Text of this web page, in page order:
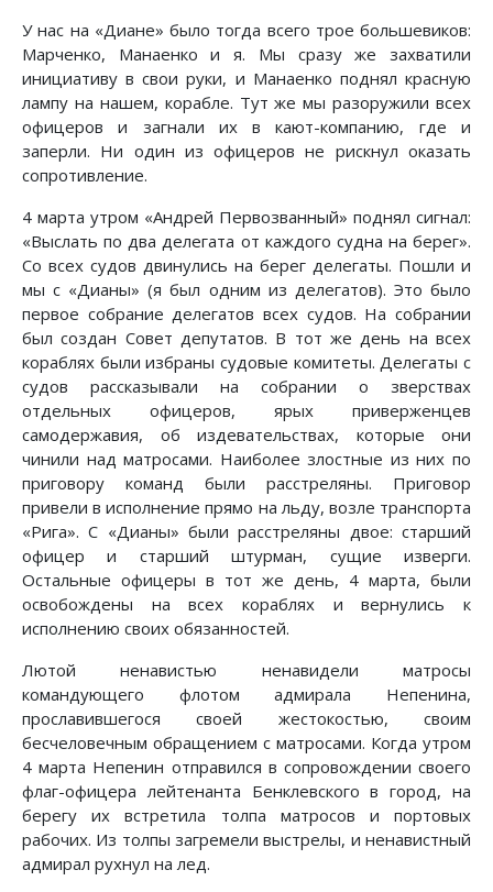
У нас на «Диане» было тогда всего трое большевиков:
Марченко, Манаенко и я. Мы сразу же захватили
инициативу в свои руки, и Манаенко поднял красную
лампу на нашем, корабле. Тут же мы разоружили всех
офицеров и загнали их в кают-компанию, где и
заперли. Ни один из офицеров не рискнул оказать
сопротивление.
4 марта утром «Андрей Первозванный» поднял сигнал:
«Выслать по два делегата от каждого судна на берег».
Со всех судов двинулись на берег делегаты. Пошли и
мы с «Дианы» (я был одним из делегатов). Это было
первое собрание делегатов всех судов. На собрании
был создан Совет депутатов. В тот же день на всех
кораблях были избраны судовые комитеты. Делегаты с
судов рассказывали на собрании о зверствах
отдельных офицеров, ярых приверженцев
самодержавия, об издевательствах, которые они
чинили над матросами. Наиболее злостные из них по
приговору команд были расстреляны. Приговор
привели в исполнение прямо на льду, возле транспорта
«Рига». С «Дианы» были расстреляны двое: старший
офицер и старший штурман, сущие изверги.
Остальные офицеры в тот же день, 4 марта, были
освобождены на всех кораблях и вернулись к
исполнению своих обязанностей.
Лютой ненавистью ненавидели матросы
командующего флотом адмирала Непенина,
прославившегося своей жестокостью, своим
бесчеловечным обращением с матросами. Когда утром
4 марта Непенин отправился в сопровождении своего
флаг-офицера лейтенанта Бенклевского в город, на
берегу их встретила толпа матросов и портовых
рабочих. Из толпы загремели выстрелы, и ненавистный
адмирал рухнул на лед.